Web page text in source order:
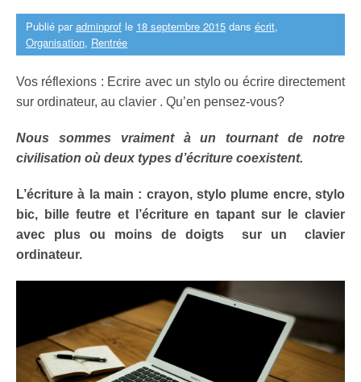
Publié paradminprof le 18 septembre 2015 dans écrit,
Organisation, Rentrée
Vos réflexions : Ecrire avec un stylo ou écrire directement
sur ordinateur, au clavier . Qu’en pensez-vous?
Nous sommes vraiment à un tournant de notre
civilisation où deux types d’écriture coexistent.
L’écriture à la main : crayon, stylo plume encre, stylo
bic, bille feutre et l’écriture en tapant sur le clavier
avec plus ou moins de doigts sur un clavier
ordinateur.